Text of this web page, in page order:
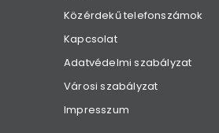
Közérdekű telefonszámok
Kapcsolat
Adatvédelmi szabályzat
Városi szabályzat
Impresszum